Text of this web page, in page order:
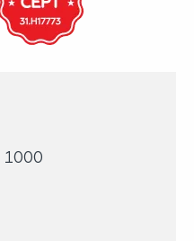
1000